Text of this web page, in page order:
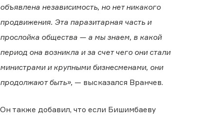
объявлена независимость, но нет никакого
продвижения. Эта паразитарная часть и
прослойка общества — а мы знаем, в какой
период она возникла и за счет чего они стали
министрами и крупными бизнесменами, они
продолжают быть», — высказался Вранчев.
Он также добавил, что если Бишимбаеву